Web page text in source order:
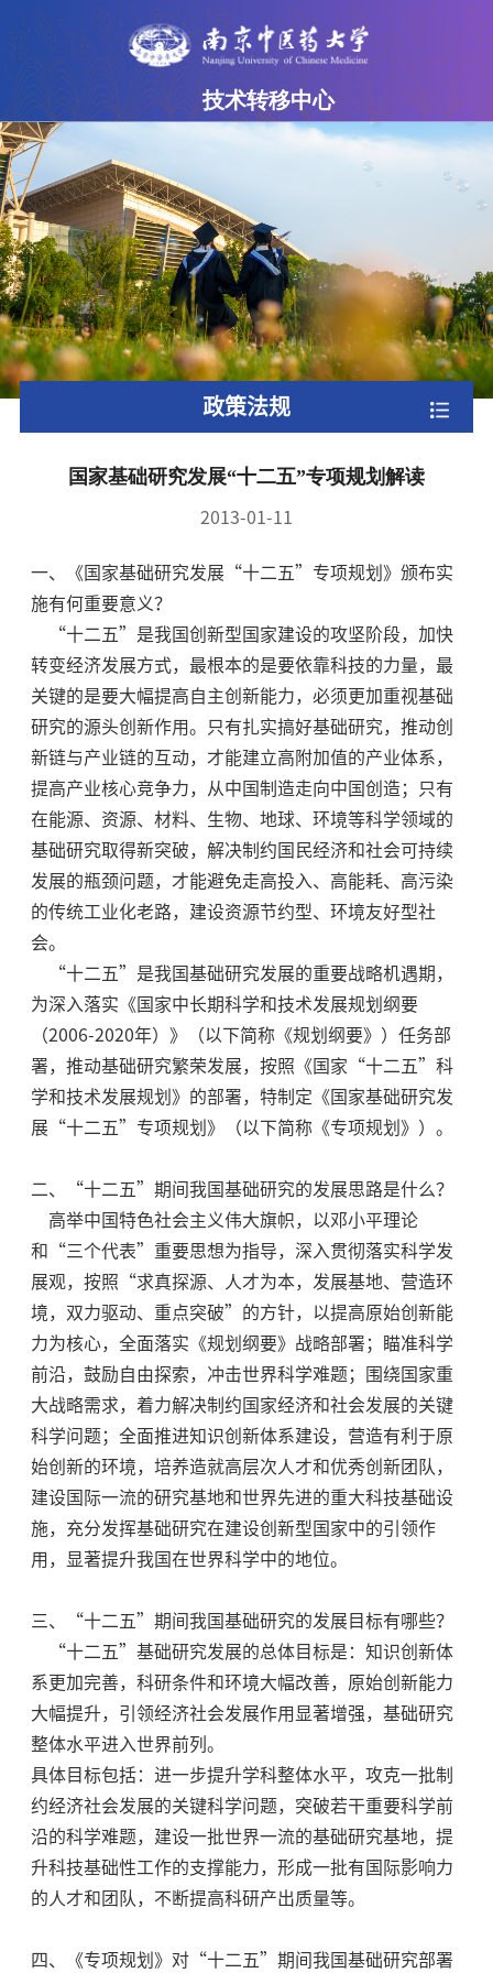
技术转移中心
网站首页
中心简介
成果超市
专家团队
政策法规
下载专区
政策法规
国家基础研究发展“十二五”专项规划解读
2013-01-11
一、《国家基础研究发展“十二五”专项规划》颁布实
施有何重要意义？
“十二五”是我国创新型国家建设的攻坚阶段，加快
转变经济发展方式，最根本的是要依靠科技的力量，最
关键的是要大幅提高自主创新能力，必须更加重视基础
研究的源头创新作用。只有扎实搞好基础研究，推动创
新链与产业链的互动，才能建立高附加值的产业体系，
提高产业核心竞争力，从中国制造走向中国创造；只有
在能源、资源、材料、生物、地球、环境等科学领域的
基础研究取得新突破，解决制约国民经济和社会可持续
发展的瓶颈问题，才能避免走高投入、高能耗、高污染
的传统工业化老路，建设资源节约型、环境友好型社
会。
“十二五”是我国基础研究发展的重要战略机遇期，
为深入落实《国家中长期科学和技术发展规划纲要
（2006-2020年）》（以下简称《规划纲要》）任务部
署，推动基础研究繁荣发展，按照《国家“十二五”科
学和技术发展规划》的部署，特制定《国家基础研究发
展“十二五”专项规划》（以下简称《专项规划》）。
二、“十二五”期间我国基础研究的发展思路是什么？
高举中国特色社会主义伟大旗帜，以邓小平理论
和“三个代表”重要思想为指导，深入贯彻落实科学发
展观，按照“求真探源、人才为本，发展基地、营造环
境，双力驱动、重点突破”的方针，以提高原始创新能
力为核心，全面落实《规划纲要》战略部署；瞄准科学
前沿，鼓励自由探索，冲击世界科学难题；围绕国家重
大战略需求，着力解决制约国家经济和社会发展的关键
科学问题；全面推进知识创新体系建设，营造有利于原
始创新的环境，培养造就高层次人才和优秀创新团队，
建设国际一流的研究基地和世界先进的重大科技基础设
施，充分发挥基础研究在建设创新型国家中的引领作
用，显著提升我国在世界科学中的地位。
三、“十二五”期间我国基础研究的发展目标有哪些？
“十二五”基础研究发展的总体目标是：知识创新体
系更加完善，科研条件和环境大幅改善，原始创新能力
大幅提升，引领经济社会发展作用显著增强，基础研究
整体水平进入世界前列。
具体目标包括：进一步提升学科整体水平，攻克一批制
约经济社会发展的关键科学问题，突破若干重要科学前
沿的科学难题，建设一批世界一流的基础研究基地，提
升科技基础性工作的支撑能力，形成一批有国际影响力
的人才和团队，不断提高科研产出质量等。
四、《专项规划》对“十二五”期间我国基础研究部署